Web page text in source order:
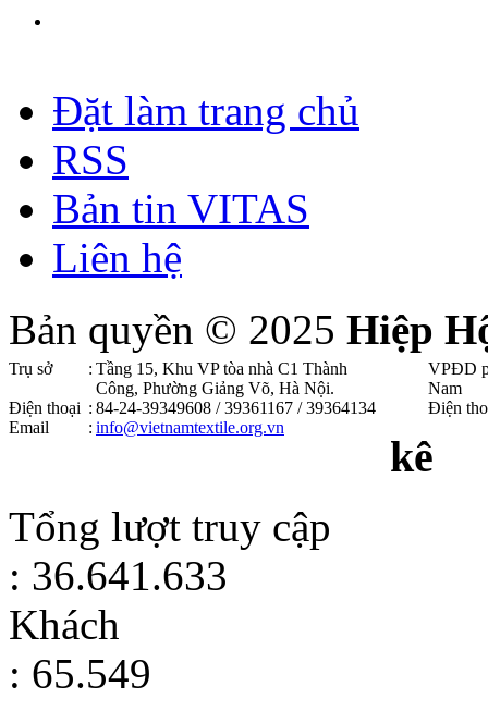
Đặt làm trang chủ
RSS
Bản tin VITAS
Liên hệ
Bản quyền © 2025 Hiệp
Trụ sở : Tầng 15, Khu VP tòa nhà C1 Thành
Công, Phường Giảng Võ, Hà Nội .
Điện thoại : 84-24-39349608 / 39361167 / 39364134
Email
: info@vietnamtextile.org.vn
VPĐD
Nam
Điện
kê
Tổng lượt truy cập
: 36.641.633
Khách
: 65.549